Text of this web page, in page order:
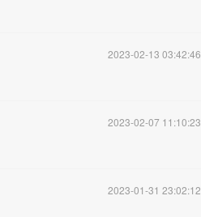
2023-02-13 03:42:46
2023-02-07 11:10:23
2023-01-31 23:02:12